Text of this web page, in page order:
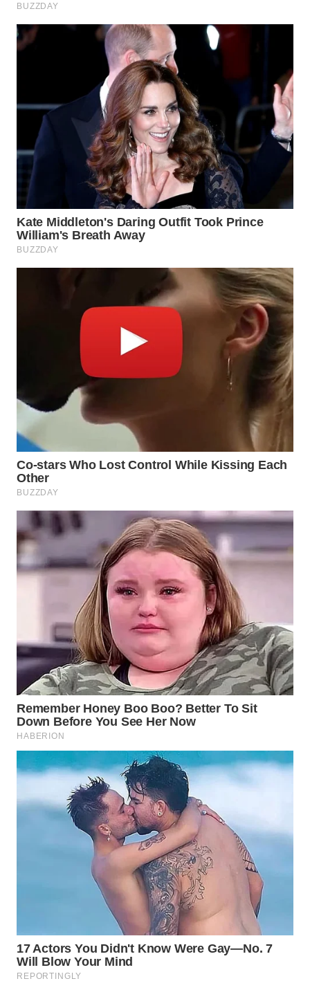
LABUHANBATU
TENGAH
WN DELI
SERDANG
TEBING
TINGGI
WN
BOGOR
WN
DEPOK
WN
TAPANULI
UTARA
PADANG
LAWAS
SUMEDANG
WN
CIANJUR
WN
KEPULAUAN
BINJAI
WN